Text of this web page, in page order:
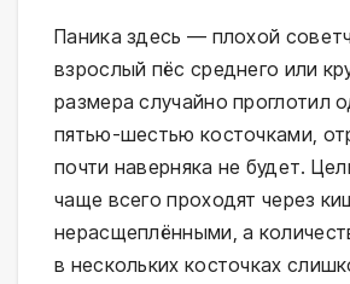
Паника здесь — плохой
взрослый пёс среднего или
размера случайно проглотил
пятью-шестью косточками,
почти наверняка не будет.
чаще всего проходят через
нерасщеплёнными, а
в нескольких косточках